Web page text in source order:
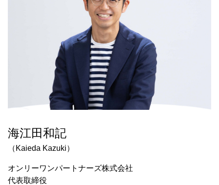
海江田和記
（Kaieda Kazuki）
オンリーワンパートナーズ株式会社
代表取締役